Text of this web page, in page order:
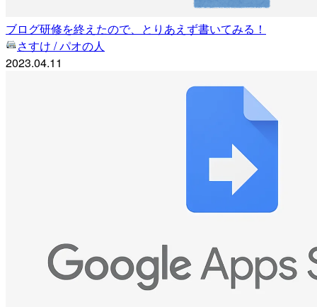
ブログ研修を終えたので、とりあえず書いてみる！
さすけ / パオの人
2023.04.11